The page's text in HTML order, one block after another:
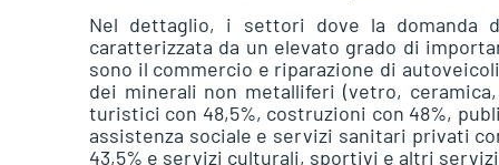
Nel dettaglio, i settori dove la domanda
caratterizzata da un elevato grado di
sono il commercio e riparazione di
dei minerali non metalliferi (vetro,
turistici con 48,5%, costruzioni con 48%,
assistenza sociale e servizi sanitari privati
43,5% e servizi culturali, sportivi e altri servizi